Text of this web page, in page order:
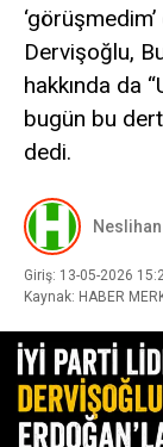
Dervişoğlu,
hakkında da
bugün bu
dedi.
Giriş: 13-05-2026
Kaynak: HABER